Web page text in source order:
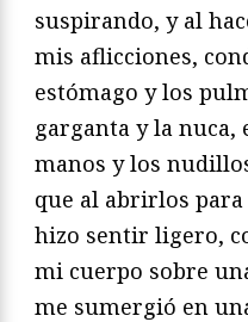
suspirando, y al
mis aflicciones,
estómago y los
garganta y la nuca,
manos y los
que al abrirlos
hizo sentir ligero,
mi cuerpo sobre
me sumergió en